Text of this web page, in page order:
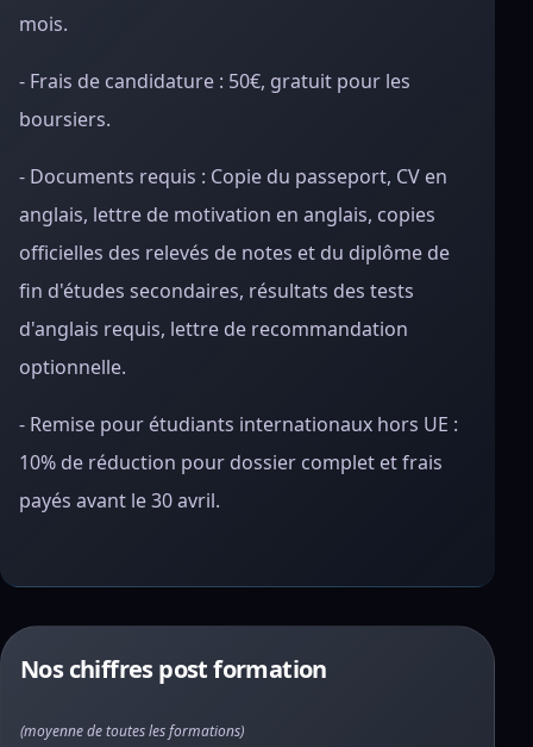
mois.
- Frais de candidature : 50€, gratuit pour les
boursiers.
- Documents requis : Copie du passeport, CV en
anglais, lettre de motivation en anglais, copies
officielles des relevés de notes et du diplôme de
fin d'études secondaires, résultats des tests
d'anglais requis, lettre de recommandation
optionnelle.
- Remise pour étudiants internationaux hors UE :
10% de réduction pour dossier complet et frais
payés avant le 30 avril.
Nos chiffres post formation
(moyenne de toutes les formations)